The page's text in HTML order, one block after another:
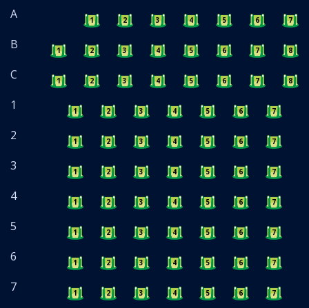
A 1 2 3 4 5 6 7
B 1 2 3 4 5 6 7 8
C 1 2 3 4 5 6 7 8
1 1 2 3 4 5 6 7
2 1 2 3 4 5 6 7
3 1 2 3 4 5 6 7
4 1 2 3 4 5 6 7
5 1 2 3 4 5 6 7
6 1 2 3 4 5 6 7
7 1 2 3 4 5 6 7